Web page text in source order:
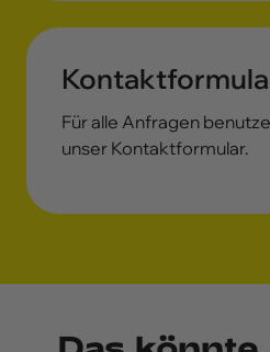
Für alle Anfragen
unser Kontaktformular.